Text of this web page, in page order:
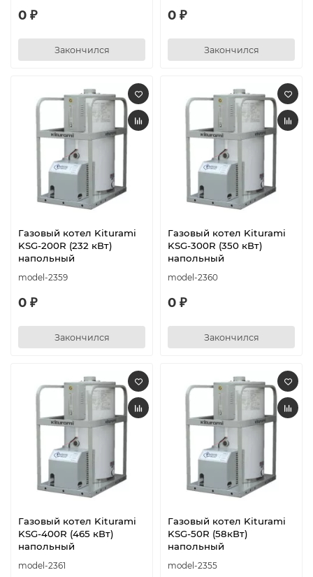
0 ₽
Закончился
0 ₽
Закончился
Газовый котел Kiturami
KSG-200R (232 кВт)
напольный
model-2359
0 ₽
Закончился
Газовый котел Kiturami
KSG-300R (350 кВт)
напольный
model-2360
0 ₽
Закончился
Газовый котел Kiturami
KSG-400R (465 кВт)
напольный
model-2361
Газовый котел Kiturami
KSG-50R (58кВт)
напольный
model-2355